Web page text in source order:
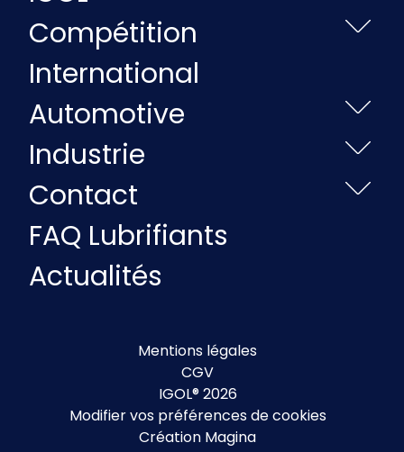
Compétition
International
Automotive
Industrie
Contact
FAQ Lubrifiants
Actualités
Mentions légales
CGV
IGOL® 2026
Modifier vos préférences de cookies
Création Magina